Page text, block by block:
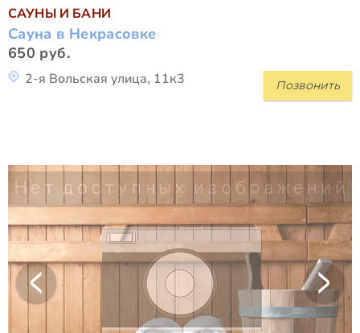
САУНЫ И БАНИ
Сауна в Некрасовке
650 руб.
Позвонить
2-я Вольская улица, 11к3